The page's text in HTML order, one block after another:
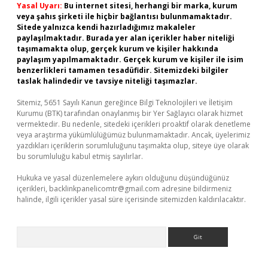
Yasal Uyarı: Bu internet sitesi, herhangi bir marka, kurum
veya şahıs şirketi ile hiçbir bağlantısı bulunmamaktadır.
Sitede yalnızca kendi hazırladığımız makaleler
paylaşılmaktadır. Burada yer alan içerikler haber niteliği
taşımamakta olup, gerçek kurum ve kişiler hakkında
paylaşım yapılmamaktadır. Gerçek kurum ve kişiler ile isim
benzerlikleri tamamen tesadüfidir. Sitemizdeki bilgiler
taslak halindedir ve tavsiye niteliği taşımazlar.
Sitemiz, 5651 Sayılı Kanun gereğince Bilgi Teknolojileri ve İletişim
Kurumu (BTK) tarafından onaylanmış bir Yer Sağlayıcı olarak hizmet
vermektedir. Bu nedenle, sitedeki içerikleri proaktif olarak denetleme
veya araştırma yükümlülüğümüz bulunmamaktadır. Ancak, üyelerimiz
yazdıkları içeriklerin sorumluluğunu taşımakta olup, siteye üye olarak
bu sorumluluğu kabul etmiş sayılırlar.
Hukuka ve yasal düzenlemelere aykırı olduğunu düşündüğünüz
içerikleri, backlinkpanelicomtr@gmail.com adresine bildirmeniz
halinde, ilgili içerikler yasal süre içerisinde sitemizden kaldırılacaktır.